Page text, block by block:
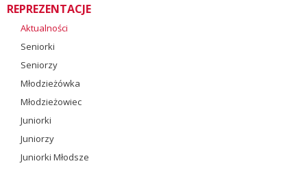
REPREZENTACJE
Aktualności
Seniorki
Seniorzy
Młodzieżówka
Młodzieżowiec
Juniorki
Juniorzy
Juniorki Młodsze